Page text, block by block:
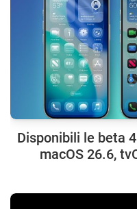
Disponibili le beta
macOS 26.6,